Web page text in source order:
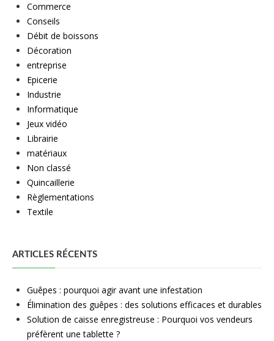
Commerce
Conseils
Débit de boissons
Décoration
entreprise
Epicerie
Industrie
Informatique
Jeux vidéo
Librairie
matériaux
Non classé
Quincaillerie
Règlementations
Textile
ARTICLES RÉCENTS
Guêpes : pourquoi agir avant une infestation
Élimination des guêpes : des solutions efficaces et durables
Solution de caisse enregistreuse : Pourquoi vos vendeurs
préfèrent une tablette ?